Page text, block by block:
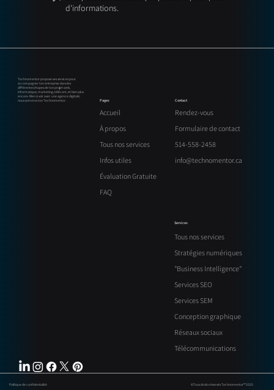
d'informations.
Pages
Accueil
À propos
Tous nos services
Infos utiles
Évaluation Gratuite
FAQ
Contact
Rendez-vous
Formulaire de contact
514-558-2458
info@technomentor.ca
Services
Tous nos services
Stratégies numériques
"Business Intelligence"
Services SEO
Services SEM
Conception graphique
Réseaux sociaux
Télécommunications
Technomentor propose ses services pour
accompagner ton entreprise dans les
différentes étapes de ton projet web,
informatique, marketing, télécom, et bien plus
encore. Rien à voir avec une agence digitale;
nous sommes ton Technomentor.
Politique de confidentialité ©Tous droits réservés Technomentor™ 2025